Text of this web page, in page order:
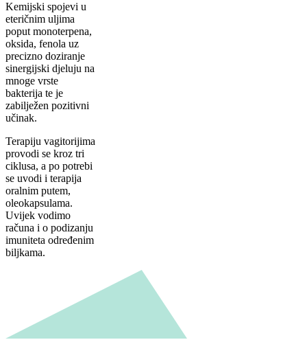
Kemijski spojevi u
eteričnim uljima
poput monoterpena,
oksida, fenola uz
precizno doziranje
sinergijski djeluju na
mnoge vrste
bakterija te je
zabilježen pozitivni
učinak.
Terapiju vagitorijima
provodi se kroz tri
ciklusa, a po potrebi
se uvodi i terapija
oralnim putem,
oleokapsulama.
Uvijek vodimo
računa i o podizanju
imuniteta određenim
biljkama.